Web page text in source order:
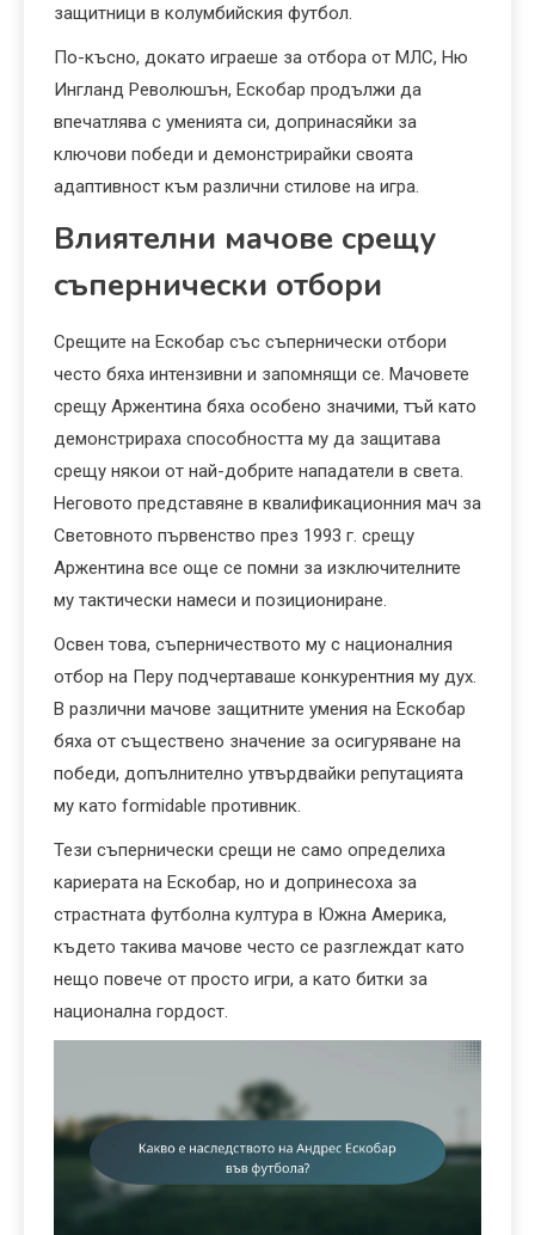
защитници в колумбийския футбол.
По-късно, докато играеше за отбора от МЛС, Ню
Ингланд Революшън, Ескобар продължи да
впечатлява с уменията си, допринасяйки за
ключови победи и демонстрирайки своята
адаптивност към различни стилове на игра.
Влиятелни мачове срещу
съпернически отбори
Срещите на Ескобар със съпернически отбори
често бяха интензивни и запомнящи се. Мачовете
срещу Аржентина бяха особено значими, тъй като
демонстрираха способността му да защитава
срещу някои от най-добрите нападатели в света.
Неговото представяне в квалификационния мач за
Световното първенство през 1993 г. срещу
Аржентина все още се помни за изключителните
му тактически намеси и позициониране.
Освен това, съперничеството му с националния
отбор на Перу подчертаваше конкурентния му дух.
В различни мачове защитните умения на Ескобар
бяха от съществено значение за осигуряване на
победи, допълнително утвърдвайки репутацията
му като formidable противник.
Тези съпернически срещи не само определиха
кариерата на Ескобар, но и допринесоха за
страстната футболна култура в Южна Америка,
където такива мачове често се разглеждат като
нещо повече от просто игри, а като битки за
национална гордост.